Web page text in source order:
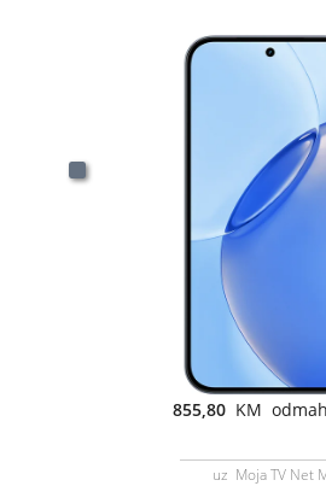
855,80 KM odmah
uz Moja TV Net